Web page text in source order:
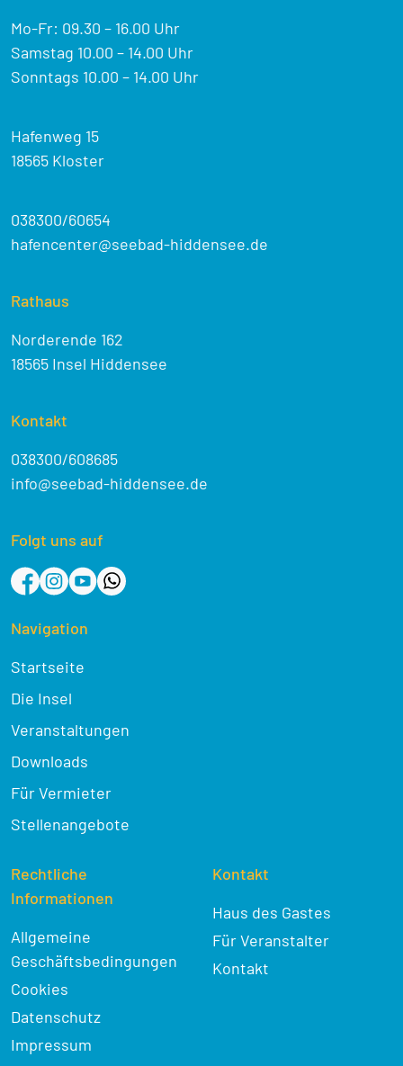
Mo-Fr: 09.30 – 16.00 Uhr
Samstag 10.00 – 14.00 Uhr
Sonntags 10.00 – 14.00 Uhr
Hafenweg 15
18565 Kloster
038300/60654
hafencenter@seebad-hiddensee.de
Rathaus
Norderende 162
18565 Insel Hiddensee
Kontakt
038300/608685
info@seebad-hiddensee.de
Folgt uns auf
Navigation
Startseite
Die Insel
Veranstaltungen
Downloads
Für Vermieter
Stellenangebote
Rechtliche
Informationen
Allgemeine
Geschäftsbedingungen
Cookies
Datenschutz
Impressum
Kontakt
Haus des Gastes
Für Veranstalter
Kontakt